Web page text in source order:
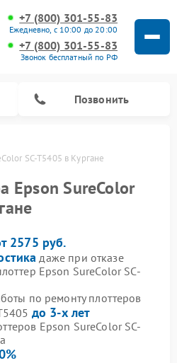
+7 (800) 301-55-83
Ежедневно, с 10:00 до 20:00
+7 (800) 301-55-83
Звонок бесплатный по РФ
Позвонить
SC-T5405 в Кургане
Epson SureColor
2575 руб.
даже при отказе
Epson SureColor SC-
по ремонту плоттеров
до 3-х лет
Epson SureColor SC-